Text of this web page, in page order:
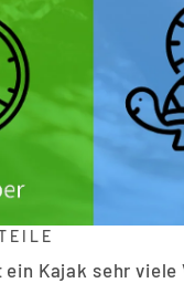
Kajak sehr viele